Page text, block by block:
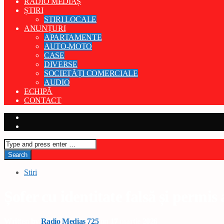
ȘTIRI
STIRI LOCALE
ANUNȚURI
APARTAMENTE
AUTO-MOTO
CASE
DIVERSE
SOCIETĂȚI COMERCIALE
AUDIO
ECHIPĂ
CONTACT
Stiri
Radio Medias 725on 17 martie 2026